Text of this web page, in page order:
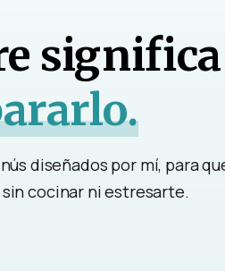
significa
diseñados por mí, para
cocinar ni estresarte.